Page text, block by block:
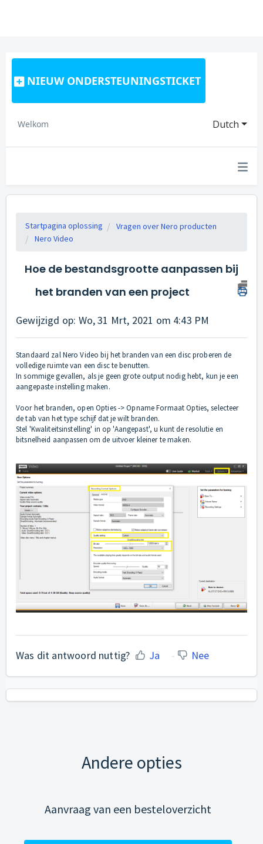
NIEUW ONDERSTEUNINGSTICKET
Dutch
Welkom
Startpagina oplossing
Vragen over Nero producten
Nero Video
Hoe de bestandsgrootte aanpassen bij
het branden van een project
Gewijzigd op: Wo, 31 Mrt, 2021 om 4:43 PM
Standaard zal Nero Video bij het branden van een disc proberen de
volledige ruimte van een disc te benutten.
In sommige gevallen, als je geen grote output nodig hebt, kun je een
aangepaste instelling maken.
Voor het branden, open Opties -> Opname Formaat Opties, selecteer
de tab van het type schijf dat je wilt branden.
Stel 'Kwaliteitsinstelling' in op 'Aangepast', u kunt de resolutie en
bitsnelheid aanpassen om de uitvoer kleiner te maken.
Was dit antwoord nuttig? Ja Nee
Andere opties
Aanvraag van een besteloverzicht